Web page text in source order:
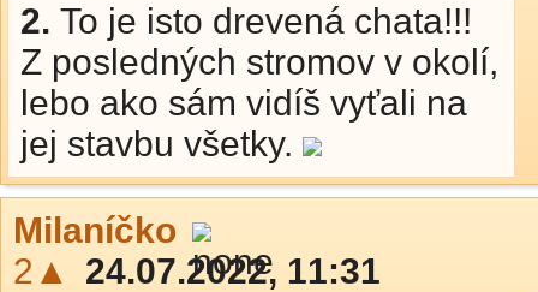
2. To je isto drevená chata!!!
Z posledných stromov v okolí,
lebo ako sám vidíš vyťali na
jej stavbu všetky.
Milaníčko
2▲
24.07.2022, 11:31